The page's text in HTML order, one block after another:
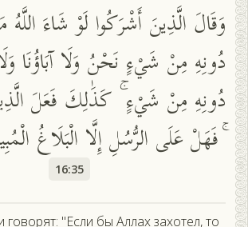
وَقَالَ الَّذِينَ أَشْرَكُوا لَوْ شَاءَ
دُونِهِ مِنْ شَيْءٍ نَحْنُ وَلَا آبَاؤُنَا
دُونِهِ مِنْ شَيْءٍ ۚ كَذَٰلِكَ فَعَلَ
فَهَلْ عَلَى الرُّسُلِ إِلَّا الْبَلَاغُ
16:35
"Если бы Аллах захотел, то